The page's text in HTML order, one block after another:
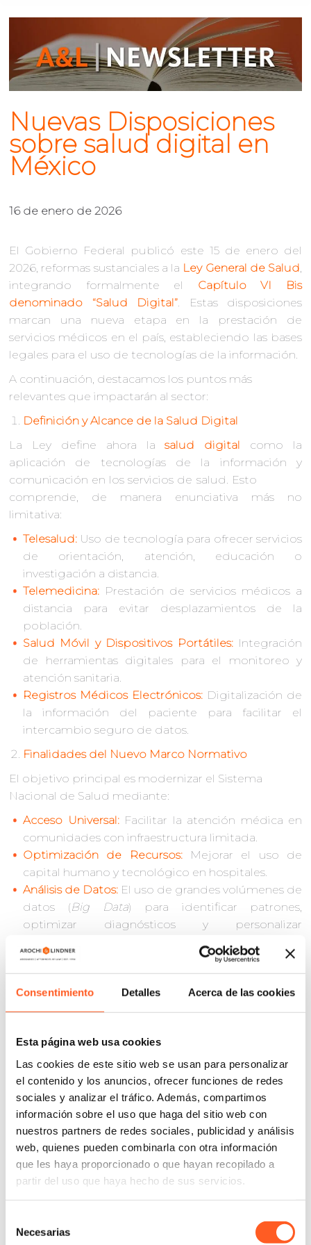
Consentimiento Detalles Acerca de las cookies
Esta página web usa cookies
Las cookies de este sitio web se usan para personalizar
el contenido y los anuncios, ofrecer funciones de redes
sociales y analizar el tráfico. Además, compartimos
información sobre el uso que haga del sitio web con
nuestros partners de redes sociales, publicidad y análisis
web, quienes pueden combinarla con otra información
que les haya proporcionado o que hayan recopilado a
partir del uso que haya hecho de sus servicios.
Necesarias
Nuevas Disposiciones
sobre salud digital en
México
16 de enero de 2026
El Gobierno Federal publicó este 15 de enero del
2026, reformas sustanciales a la Ley General de Salud
integrando formalmente el Capítulo VI Bis
denominado “Salud Digital” . Estas disposiciones
marcan una nueva etapa en la prestación de
servicios médicos en el país, estableciendo las bases
legales para el uso de tecnologías de la información.
A continuación, destacamos los puntos más
relevantes que impactarán al sector:
Definición y Alcance de la Salud Digital
La Ley define ahora lasalud digital como la
aplicación de tecnologías de la información y
comunicación en los servicios de salud. Esto
comprende, de manera enunciativa más no
limitativa:
Telesalud: Uso de tecnología para ofrecer servicios
de orientación, atención, educación o
investigación a distancia.
Telemedicina: Prestación de servicios médicos a
distancia para evitar desplazamientos de la
población.
Salud Móvil y Dispositivos Portátiles:Integración
de herramientas digitales para el monitoreo y
atención sanitaria.
Registros Médicos Electrónicos: Digitalización de
la información del paciente para facilitar el
intercambio seguro de datos.
Finalidades del Nuevo Marco Normativo
El objetivo principal es modernizar el Sistema
Nacional de Salud mediante:
Acceso Universal: Facilitar la atención médica en
comunidades con infraestructura limitada.
Optimización de Recursos:
Mejorar el uso de
capital humano y tecnológico en hospitales.
Análisis de Datos: El uso de grandes volúmenes de
datos (Big Data) para identificar patrones,
optimizar diagnósticos y personalizar
Requisitos para la Prestación de Servicios de
Personal Capacitado:Los servicios deben ser
brindados por personal específicamente
designado y formado para este fin.
Seguridad y Confidencialidad:Es obligatorio el
uso de sistemas que garanticen la integridad de
la información y la protección de datos
personales.
Consentimiento Informado: Se deben incorporar
mecanismos para obtener el consentimiento del
Documentación:
Todas las atenciones deben